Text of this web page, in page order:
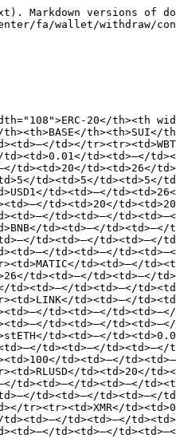
Markdown versions of
fa/wallet/withdraw/
20</th><th
th><th>SUI</
td></
td><td>—</
td><td>20</td><td>26</
td><td>5</td><td>5</
td><td>—</
td><td>20</
td><td>—</
td><td>—</
td><td>—</td><td>—</
td><td>—</
td><td>—</
td><td>—</td><td>—</
td><td>—</
td><td>—</
td><td>—</
td><td>—</
td><td>—</
td><td>—</
td><td>—</
td><td>20</
td><td>—</td><td>—</
td><td>—</td><td>—</
tr><tr><td>XMR</
td><td>—</
td><td>—</